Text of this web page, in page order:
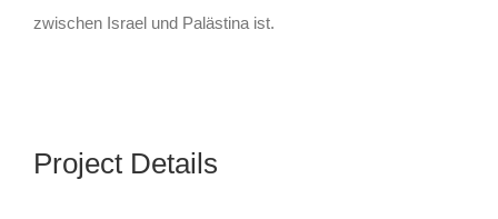
zwischen Israel und Palästina ist.
Project Details